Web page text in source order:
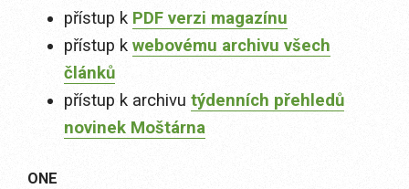
přístup k PDF verzi magazínu
přístup k webovému archivu všech
článků
přístup k archivu týdenních přehledů
novinek Moštárna
ONE